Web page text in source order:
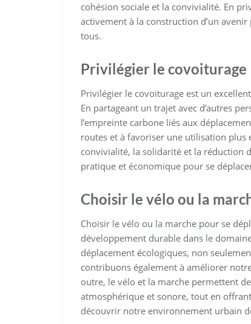
cohésion sociale et la convivialité. En
activement à la construction d’un
tous.
Privilégier le covoiturage
Privilégier le covoiturage est un
En partageant un trajet avec d’autres
l’empreinte carbone liés aux
routes et à favoriser une utilisation plus
convivialité, la solidarité et la réduction
pratique et économique pour se
Choisir le vélo ou la
Choisir le vélo ou la marche pour se
développement durable dans le
déplacement écologiques, non
contribuons également à améliorer
outre, le vélo et la marche permettent
atmosphérique et sonore, tout en
découvrir notre environnement urbain